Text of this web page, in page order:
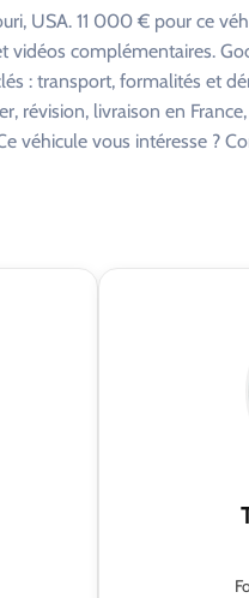
USA. 11 000 € pour ce
vidéos complémentaires.
: transport, formalités et
révision, livraison en
véhicule vous intéresse ?